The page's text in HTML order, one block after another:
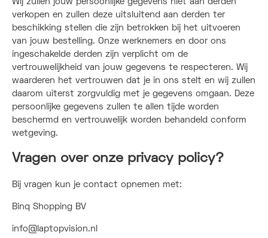
Wij zullen jouw persoonlijke gegevens niet aan derden
verkopen en zullen deze uitsluitend aan derden ter
beschikking stellen die zijn betrokken bij het uitvoeren
van jouw bestelling. Onze werknemers en door ons
ingeschakelde derden zijn verplicht om de
vertrouwelijkheid van jouw gegevens te respecteren. Wij
waarderen het vertrouwen dat je in ons stelt en wij zullen
daarom uiterst zorgvuldig met je gegevens omgaan. Deze
persoonlijke gegevens zullen te allen tijde worden
beschermd en vertrouwelijk worden behandeld conform
wetgeving.
Vragen over onze privacy policy?
Bij vragen kun je contact opnemen met:
Binq Shopping BV
info@laptopvision.nl